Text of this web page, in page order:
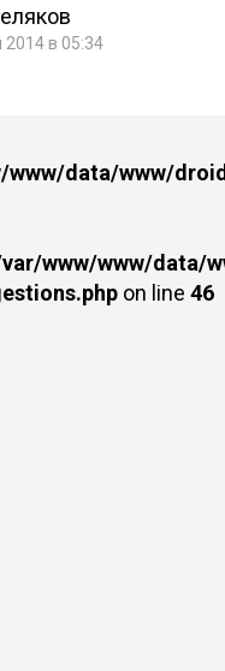
2014 в 05:34
www/data/www/
www/www/data/
on line 46